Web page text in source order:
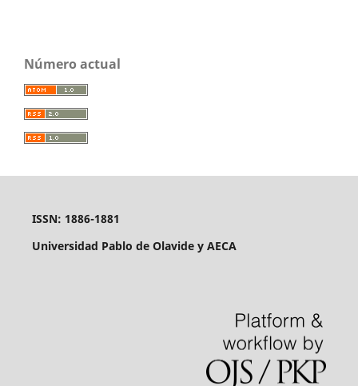
Número actual
ISSN: 1886-1881
Universidad Pablo de Olavide y AECA